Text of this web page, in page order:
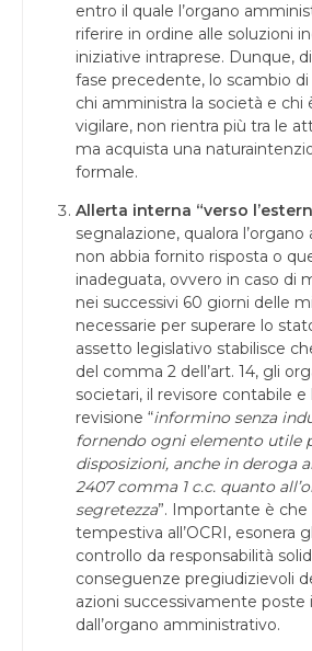
entro il quale l’organo
riferire in ordine alle soluzioni
iniziative intraprese. Dunque,
fase precedente, lo scambio
chi amministra la società e chi
vigilare, non rientra più tra le
ma acquista una
formale.
Allerta interna “verso
segnalazione, qualora
non abbia fornito risposta o
inadeguata, ovvero in caso di
nei successivi 60 giorni delle
necessarie per superare lo
assetto legislativo stabilisce
del comma 2 dell’art. 14, gli
societari, il revisore contabile e
revisione “informino senza
fornendo ogni elemento utile
disposizioni, anche in deroga
2407 comma 1 c.c. quanto
segretezza”. Importante è che
tempestiva all’OCRI, esonera
controllo da responsabilità
conseguenze pregiudizievoli
azioni successivamente poste
dall’organo amministrativo.